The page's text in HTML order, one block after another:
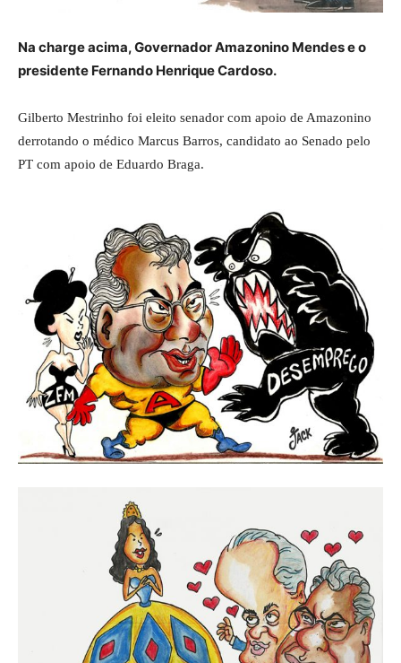
Na charge acima, Governador Amazonino Mendes e o
presidente Fernando Henrique Cardoso.
Gilberto Mestrinho foi eleito senador com apoio de Amazonino
derrotando o médico Marcus Barros, candidato ao Senado pelo
PT com apoio de Eduardo Braga.